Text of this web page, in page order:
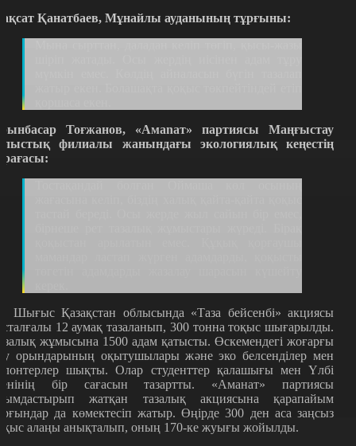
Қанатбаев, Мұнайлы ауданының тұрғыны:
Тоғжанов, «Амаnат» партиясы Маңғыстау
филиалы жанындағы экологиялық кеңестің
Шығыс Қазақстан облысында «Таза бейсенбі» акциясы
12 аумақ тазаланып, 300 тонна тоқыс шығарылды.
жұмысына 1500 адам қатысты. Өскемендегі жоғарғы
орындарының оқытушылары және эко белсенділер мен
шықты. Олар студенттер қалашығы мен Үлбі
бір сағасын тазартты. «Аманат» партиясы
жатқан тазалық акциясына қарапайым
да көмектесіп жатыр. Өңірде 300 ден аса заңсыз
алаңы анықталып, оның 170-ке жуығы жойылды.